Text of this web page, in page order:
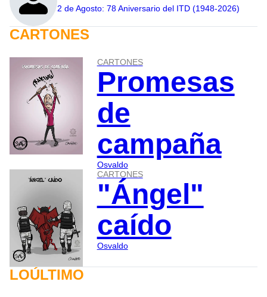
2 de Agosto: 78 Aniversario del ITD (1948-2026)
CARTONES
CARTONES
Promesas
de
campaña
Osvaldo
CARTONES
"Ángel"
caído
Osvaldo
LOÚLTIMO